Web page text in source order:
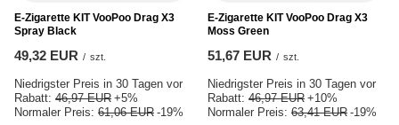
E-Zigarette KIT VooPoo Drag X3
Spray Black
49,32 EUR / szt.
Niedrigster Preis in 30 Tagen vor
Rabatt: 46,97 EUR +5%
Normaler Preis: 61,06 EUR -19%
E-Zigarette KIT VooPoo Drag X3
Moss Green
51,67 EUR / szt.
Niedrigster Preis in 30 Tagen vor
Rabatt: 46,97 EUR +10%
Normaler Preis: 63,41 EUR -19%